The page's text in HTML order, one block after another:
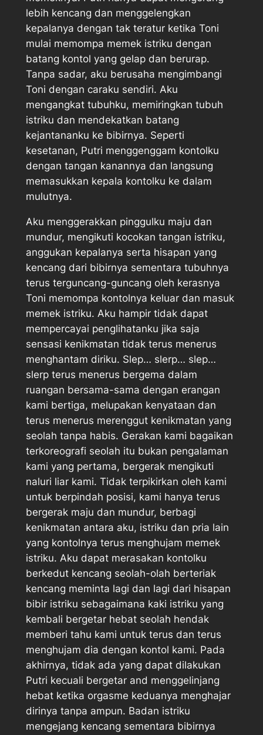
lebih kencang dan menggelengkan
kepalanya dengan tak teratur ketika Toni
mulai memompa memek istriku dengan
batang kontol yang gelap dan berurap.
Tanpa sadar, aku berusaha mengimbangi
Toni dengan caraku sendiri. Aku
mengangkat tubuhku, memiringkan tubuh
istriku dan mendekatkan batang
kejantananku ke bibirnya. Seperti
kesetanan, Putri menggenggam kontolku
dengan tangan kanannya dan langsung
memasukkan kepala kontolku ke dalam
mulutnya.
Aku menggerakkan pinggulku maju dan
mundur, mengikuti kocokan tangan istriku,
anggukan kepalanya serta hisapan yang
kencang dari bibirnya sementara tubuhnya
terus terguncang-guncang oleh kerasnya
Toni memompa kontolnya keluar dan masuk
memek istriku. Aku hampir tidak dapat
mempercayai penglihatanku jika saja
sensasi kenikmatan tidak terus menerus
menghantam diriku. Slep… slerp… slep…
slerp terus menerus bergema dalam
ruangan bersama-sama dengan erangan
kami bertiga, melupakan kenyataan dan
terus menerus merenggut kenikmatan yang
seolah tanpa habis. Gerakan kami bagaikan
terkoreografi seolah itu bukan pengalaman
kami yang pertama, bergerak mengikuti
naluri liar kami. Tidak terpikirkan oleh kami
untuk berpindah posisi, kami hanya terus
bergerak maju dan mundur, berbagi
kenikmatan antara aku, istriku dan pria lain
yang kontolnya terus menghujam memek
istriku. Aku dapat merasakan kontolku
berkedut kencang seolah-olah berteriak
kencang meminta lagi dan lagi dari hisapan
bibir istriku sebagaimana kaki istriku yang
kembali bergetar hebat seolah hendak
memberi tahu kami untuk terus dan terus
menghujam dia dengan kontol kami. Pada
akhirnya, tidak ada yang dapat dilakukan
Putri kecuali bergetar and menggelinjang
hebat ketika orgasme keduanya menghajar
dirinya tanpa ampun. Badan istriku
mengejang kencang sementara bibirnya